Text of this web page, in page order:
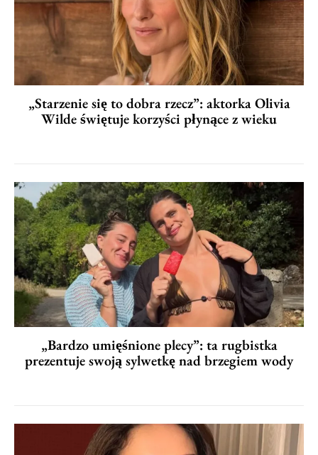
„Starzenie się to dobra rzecz”: aktorka Olivia
Wilde świętuje korzyści płynące z wieku
„Bardzo umięśnione plecy”: ta rugbistka
prezentuje swoją sylwetkę nad brzegiem wody